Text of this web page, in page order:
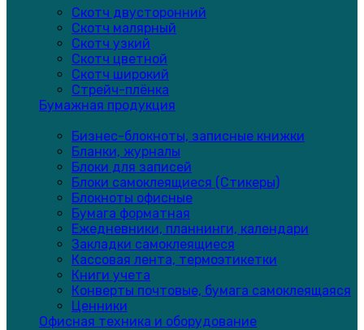
Скотч двусторонний
Скотч малярный
Скотч узкий
Скотч цветной
Скотч широкий
Стрейч-плёнка
Бумажная продукция
Бизнес-блокноты, записные книжки
Бланки, журналы
Блоки для записей
Блоки самоклеящиеся (Стикеры)
Блокноты офисные
Бумага форматная
Ежедневники, планнинги, календари
Закладки самоклеящиеся
Кассовая лента, термоэтикетки
Книги учета
Конверты почтовые, бумага самоклеящаяся
Ценники
Офисная техника и оборудование